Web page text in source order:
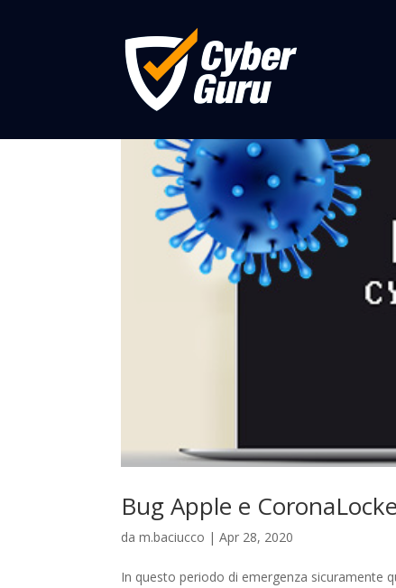
Bug Apple e
dam.baciucco |Apr 28, 2020
In questo periodo di emergenza sicuramente